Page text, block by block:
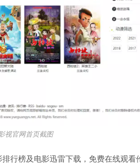
视官网首页截图
行榜及电影迅雷下载，免费在线观看